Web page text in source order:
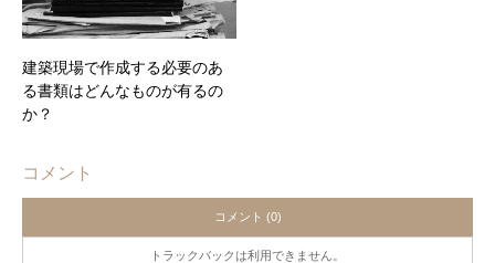
建築現場で作成する必要のあ
る書類はどんなものが有るの
か？
コメント
コメント (0)
トラックバックは利用できません。